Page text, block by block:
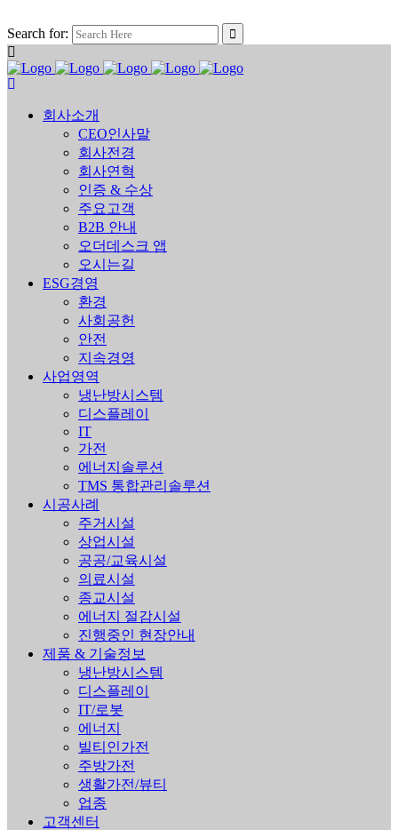
Search for:
회사소개
CEO인사말
회사전경
회사연혁
인증 & 수상
주요고객
B2B 안내
오더데스크 앱
오시는길
ESG경영
환경
사회공헌
안전
지속경영
사업영역
냉난방시스템
디스플레이
IT
가전
에너지솔루션
TMS 통합관리솔루션
시공사례
주거시설
상업시설
공공/교육시설
의료시설
종교시설
에너지 절감시설
진행중인 현장안내
제품 & 기술정보
냉난방시스템
디스플레이
IT/로봇
에너지
빌티인가전
주방가전
생활가전/뷰티
업종
고객센터